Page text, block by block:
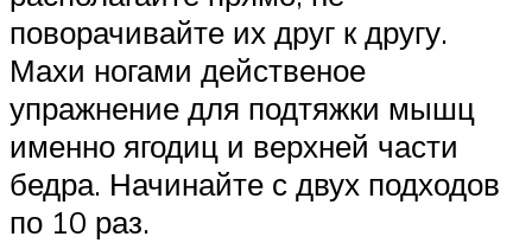
поворачивайте их друг к другу.
Махи ногами действеное
упражнение для подтяжки мышц
именно ягодиц и верхней части
бедра. Начинайте с двух подходов
по 10 раз.